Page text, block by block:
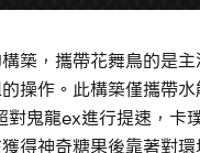
築，攜帶花舞鳥的是
操作。此構築僅攜帶
鬼龍ex進行提速，卡
得神奇糖果後靠著對